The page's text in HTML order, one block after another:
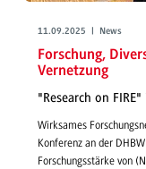
11.09.2025 | News
Forschung,
Vernetzung
"Research on
Wirksames
Konferenz an der
Forschungsstärke von